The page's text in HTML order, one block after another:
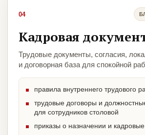
04
Кадровая
Трудовые документы, согласия,
и договорная база для спокойной
правила внутреннего трудового
трудовые договоры и
для сотрудников столовой
приказы о назначении и